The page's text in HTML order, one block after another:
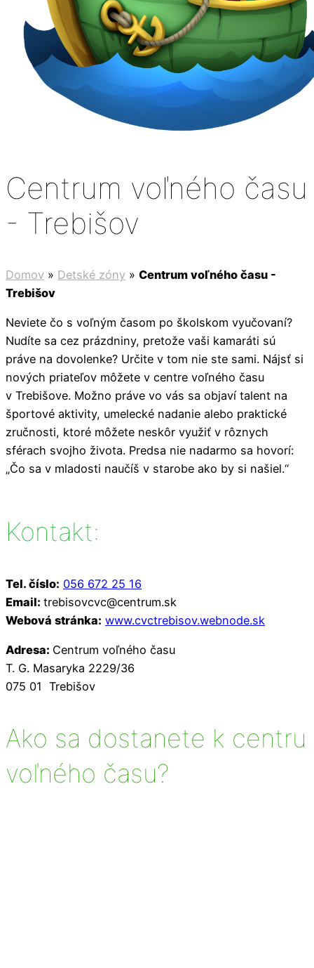
Centrum voľného času
- Trebišov
Domov » Detské zóny » Centrum voľného času -
Trebišov
Neviete čo s voľným časom po školskom vyučovaní?
Nudíte sa cez prázdniny, pretože vaši kamaráti sú
práve na dovolenke? Určite v tom nie ste sami. Nájsť si
nových priateľov môžete v centre voľného času
v Trebišove. Možno práve vo vás sa objaví talent na
športové aktivity, umelecké nadanie alebo praktické
zručnosti, ktoré môžete neskôr využiť v rôznych
sférach svojho života. Predsa nie nadarmo sa hovorí:
„Čo sa v mladosti naučíš v starobe ako by si našiel.“
Kontakt:
Tel. číslo: 056 672 25 16
Email: trebisovcvc@centrum.sk
Webová stránka: www.cvctrebisov.webnode.sk
Adresa: Centrum voľného času
T. G. Masaryka 2229/36
075 01 Trebišov
Ako sa dostanete k centru
voľného času?